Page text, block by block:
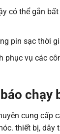
có thể gắn
pin sạc thời
phục vụ các
chạy
cung cấp
thiết bị,